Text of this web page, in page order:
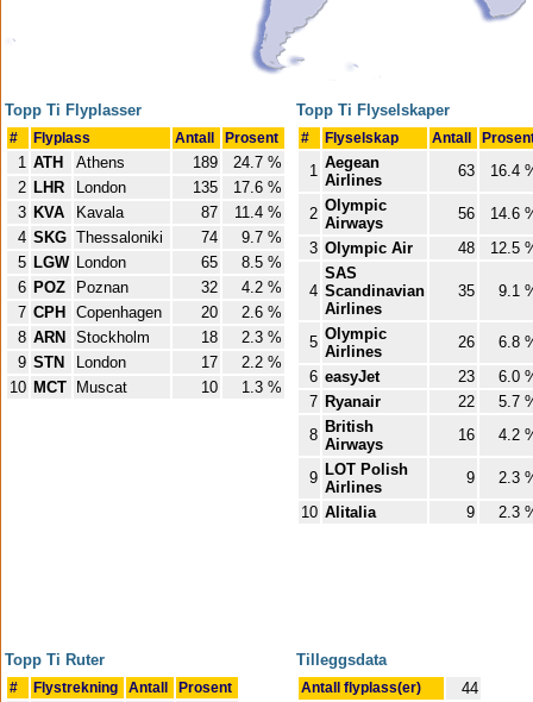
Topp Ti Flyplasser
# Flyplass Antall Prosent
1 ATH Athens 189
24.7 %
2 LHR London 135
17.6 %
3 KVA Kavala 87
11.4 %
4 SKG Thessaloniki 74
9.7 %
5 LGW London 65
8.5 %
6 POZ Poznan 32
4.2 %
7 CPH Copenhagen 20
2.6 %
8 ARN Stockholm 18
2.3 %
9 STN London 17
2.2 %
10 MCT Muscat 10 1.3 %
Topp Ti Flyselskaper
# Flyselskap Antall
1 Aegean
Airlines
63 16.4
2 Olympic
Airways
56
14.6
3 Olympic Air 48 12.5
4
SAS
Scandinavian
Airlines
35 9.1
5 Olympic
Airlines
26
6.8
6 easyJet 23
6.0
7 Ryanair 22
5.7
8 British
Airways
16 4.2
9 LOT Polish
Airlines
9
2.3
10 Alitalia 9 2.3
Topp Ti Ruter
# Flystrekning Antall Prosent
Tilleggsdata
Antall flyplass(er) 44